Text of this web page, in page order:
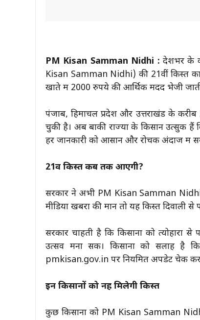
PM Kisan Samman Nidhi : देशभर के
Kisan Samman Nidhi) की 21वीं किस्त
खाते में 2000 रुपये की आर्थिक मदद भेजी
पंजाब, हिमाचल प्रदेश और उत्तराखंड के
चुकी है। अब बाकी राज्यों के किसान उत्सुक
हर जानकारी को आसान और रोचक अंदाज में
21वीं किस्त कब तक आएगी?
सरकार ने अभी PM Kisan Samman Nidhi
मीडिया खबरों की मानें तो यह किस्त
सरकार चाहती है कि किसानों को
उत्सव मना सकें। किसानों को सलाह है
pmkisan.gov.in पर नियमित अपडेट चेक
इन किसानों को नहीं मिलेगी किस्त
कुछ किसानों को PM Kisan Samman